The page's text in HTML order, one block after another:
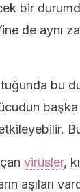
bir
de aynı
bu
virüsler,
aşıları